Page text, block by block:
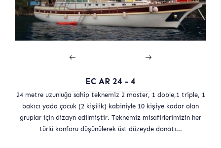
EC AR 24 - 4
24 metre uzunluğa sahip teknemiz 2 master, 1 doble,1 triple, 1
bakıcı yada çocuk (2 kişilik) kabiniyle 10 kişiye kadar olan
gruplar için dizayn edilmiştir. Teknemiz misafirlerimizin her
türlü konforu düşünülerek üst düzeyde donatı...